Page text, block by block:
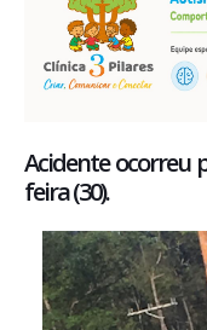
Acidente ocorreu
feira (30).